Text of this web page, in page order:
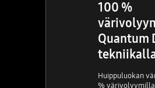
100 %
Quantum
Huippuluokan
% värivolyymilla